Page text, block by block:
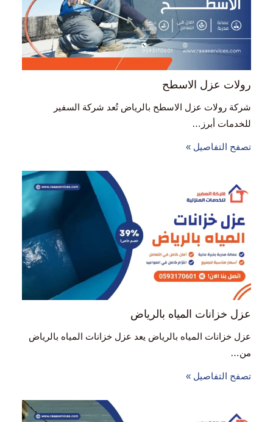
رولات عزل الاسطح
شركة رولات عزل الاسطح بالرياض تُعد شركة السفير
للخدمات أبرز…
تصفح التفاصيل »
عزل خزانات المياه بالرياض
عزل خزانات المياه بالرياض يعد عزل خزانات المياه بالرياض
من…
تصفح التفاصيل »